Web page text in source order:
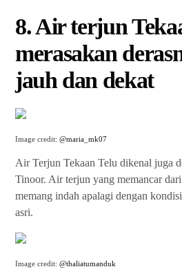
8. Air terjun
merasakan
jauh dan dekat
Image credit: @maria_mk07
Air Terjun Tekaan Telu dikenal juga
Tinoor. Air terjun yang memancar
memang indah apalagi dengan
asri.
Image credit: @thaliatumanduk